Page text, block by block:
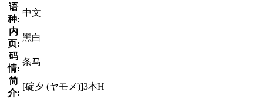
语
种:
中文
内
页:
黑白
码
情:
条马
简
介:
[碇夕 (ヤモメ)]3本H